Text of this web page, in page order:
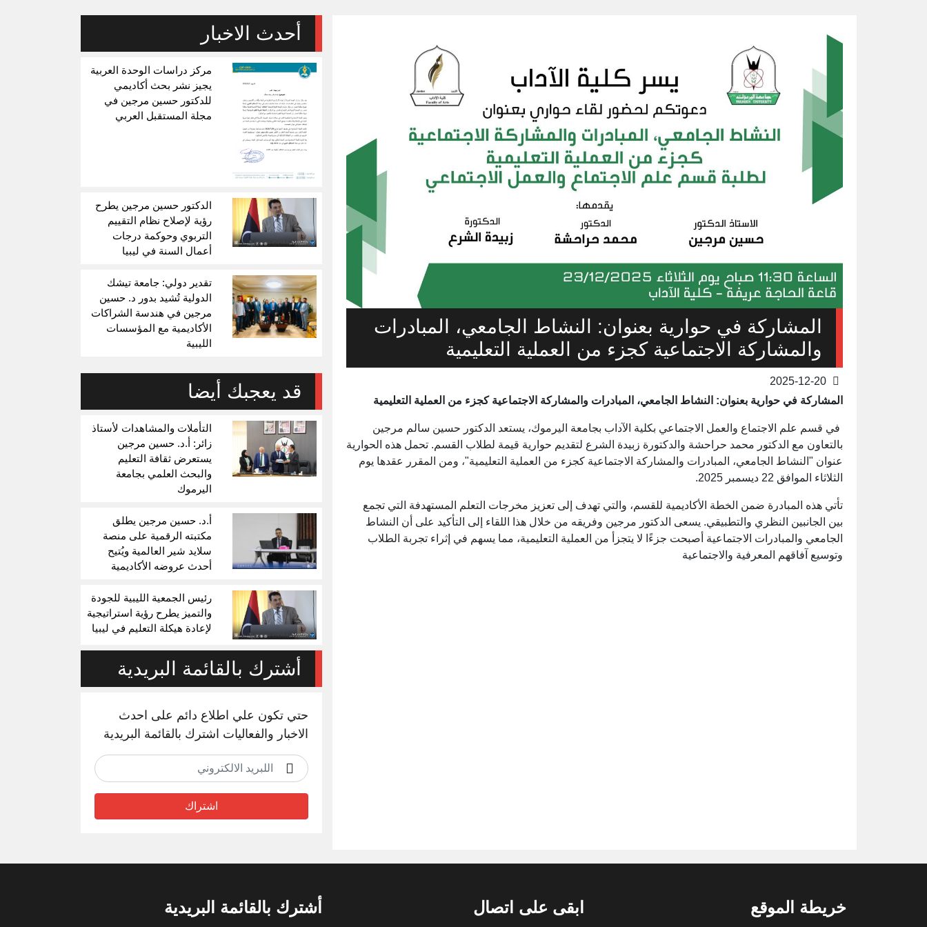
المشاركة في حوارية بعنوان: النشاط الجامعي، المبادرات
والمشاركة الاجتماعية كجزء من العملية التعليمية
المشاركة في حوارية بعنوان: النشاط الجامعي، المبادرات والمشاركة الاجتماعية كجزء من العملية التعليمية
في قسم علم الاجتماع والعمل الاجتماعي بكلية الآداب بجامعة اليرموك، يستعد الدكتور حسين سالم مرجين
بالتعاون مع الدكتور محمد حراحشة والدكتورة زبيدة الشرع لتقديم حوارية قيمة لطلاب القسم. تحمل هذه الحوارية
عنوان "النشاط الجامعي، المبادرات والمشاركة الاجتماعية كجزء من العملية التعليمية"، ومن المقرر عقدها يوم
الثلاثاء الموافق 22 ديسمبر 2025.
تأتي هذه المبادرة ضمن الخطة الأكاديمية للقسم، والتي تهدف إلى تعزيز مخرجات التعلم المستهدفة التي تجمع
بين الجانبين النظري والتطبيقي. يسعى الدكتور مرجين وفريقه من خلال هذا اللقاء إلى التأكيد على أن النشاط
الجامعي والمبادرات الاجتماعية أصبحت جزءًا لا يتجزأ من العملية التعليمية، مما يسهم في إثراء تجربة الطلاب
وتوسيع آفاقهم المعرفية والاجتماعية
أحدث الاخبار
مركز دراسات الوحدة العربية
يجيز نشر بحث أكاديمي
للدكتور حسين مرجين في
مجلة المستقبل العربي
الدكتور حسين مرجين يطرح
رؤية لإصلاح نظام التقييم
التربوي وحوكمة درجات
أعمال السنة في ليبيا
تقدير دولي: جامعة تيشك
الدولية تُشيد بدور د. حسين
مرجين في هندسة الشراكات
الأكاديمية مع المؤسسات
الليبية
قد يعجبك أيضا
التأملات والمشاهدات لأستاذ
زائر: أ.د. حسين مرجين
يستعرض ثقافة التعليم
والبحث العلمي بجامعة
اليرموك
أ.د. حسين مرجين يطلق
مكتبته الرقمية على منصة
سلايد شير العالمية ويُتيح
أحدث عروضه الأكاديمية
رئيس الجمعية الليبية للجودة
والتميز يطرح رؤية استراتيجية
لإعادة هيكلة التعليم في ليبيا
أشترك بالقائمة البريدية
حتي تكون علي اطلاع دائم على احدث
الاخبار والفعاليات اشترك بالقائمة البريدية
اشتراك
خريطة الموقع ابقى على اتصال أشترك بالقائمة البريدية